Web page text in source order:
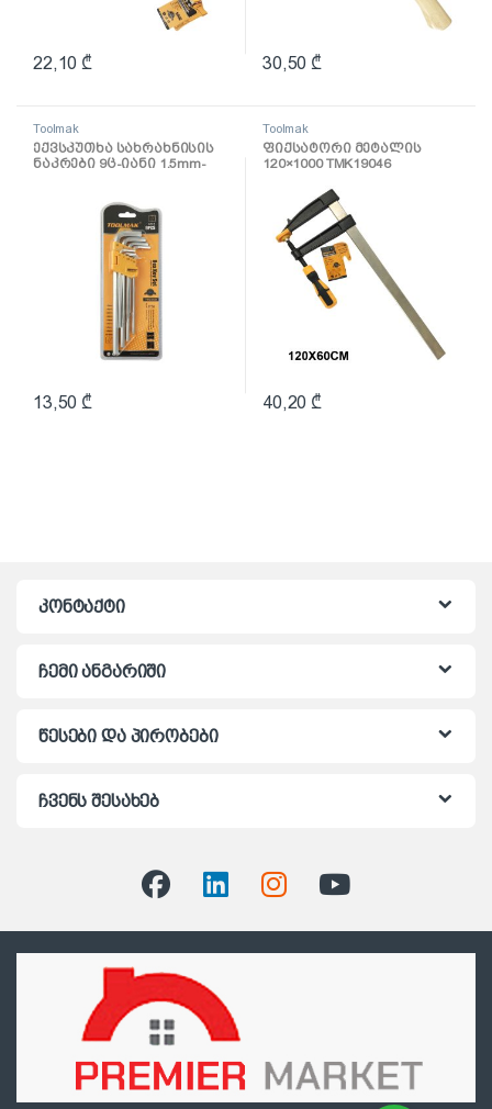
22,10 ₾ 30,50 ₾
Toolmak
ექვსკუთხა სახრახნისის
ნაკრები 9ც-იანი 1.5mm-
13,50 ₾
Toolmak
ფიქსატორი მეტალის
120×1000 TMK19046
40,20 ₾
კონტაქტი
ჩემი ანგარიში
წესები და პირობები
ჩვენს შესახებ